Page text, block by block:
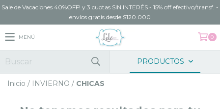
Sale de Vacaciones 40%OFF! y 3 cuotas SIN INTERÉS - 15% off efectivo/transf. -
envíos gratis desde $120.000
MENÚ 0
PRODUCTOS
Inicio / INVIERNO / CHICAS